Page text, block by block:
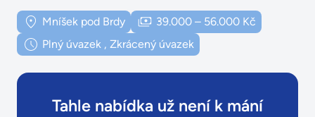
Mníšek pod Brdy
39.000 – 56.000 Kč
Plný úvazek , Zkrácený úvazek
Tahle nabídka už není k mání